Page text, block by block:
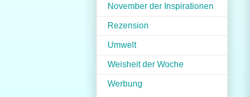
November der Inspirationen
Rezension
Umwelt
Weisheit der Woche
Werbung